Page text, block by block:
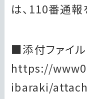
は、110番通報
■添付ファイル
https://
ibaraki/